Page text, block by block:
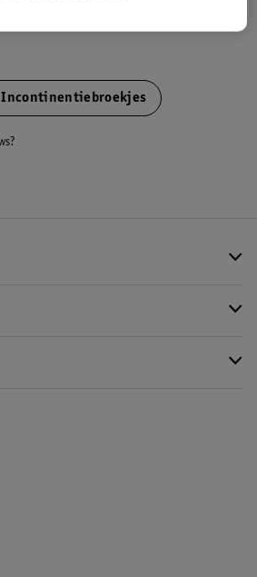
Incontinentiebroekjes